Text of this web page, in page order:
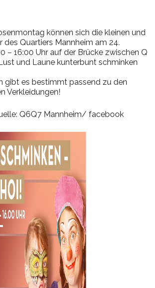
können sich die kleinen und
des Quartiers Mannheim am 24.
– 16:00 Uhr auf der Brücke zwischen Q
und Laune kunterbunt schminken
gibt es bestimmt passend zu den
Verkleidungen!
Q6Q7 Mannheim/ facebook